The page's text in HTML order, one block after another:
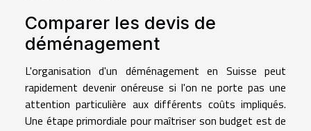
Comparer les devis de
déménagement
L'organisation d'un déménagement en Suisse peut
rapidement devenir onéreuse si l'on ne porte pas une
attention particulière aux différents coûts impliqués.
Une étape primordiale pour maîtriser son budget est de